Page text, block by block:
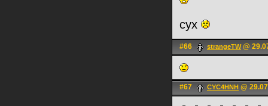
cyx
#66 strangeTW@
#67 CYC4HNH @